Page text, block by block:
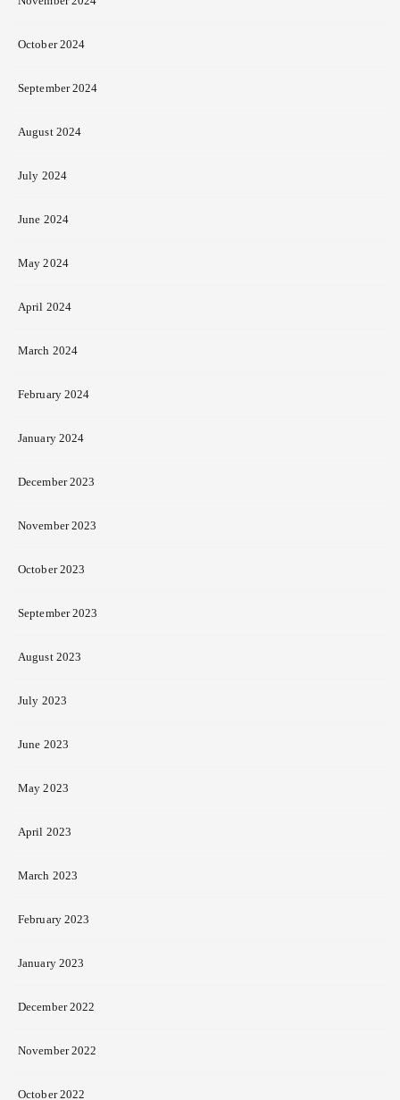
October 2024
September 2024
August 2024
July 2024
June 2024
May 2024
April 2024
March 2024
February 2024
January 2024
December 2023
November 2023
October 2023
September 2023
August 2023
July 2023
June 2023
May 2023
April 2023
March 2023
February 2023
January 2023
December 2022
November 2022
October 2022